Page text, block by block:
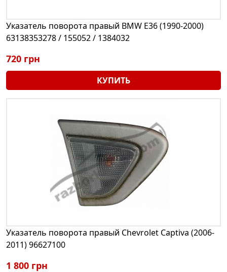
Указатель поворота правый BMW E36 (1990-2000)
63138353278 / 155052 / 1384032
720 грн
КУПИТЬ
Указатель поворота правый Chevrolet Captiva (2006-
2011) 96627100
1 800 грн